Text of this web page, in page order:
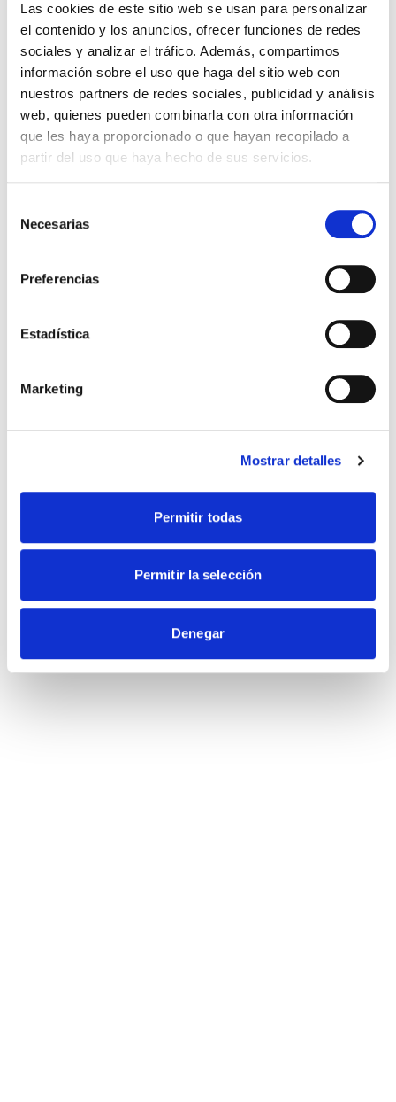
Las cookies de este sitio web se usan para personalizar
el contenido y los anuncios, ofrecer funciones de redes
sociales y analizar el tráfico. Además, compartimos
información sobre el uso que haga del sitio web con
nuestros partners de redes sociales, publicidad y análisis
web, quienes pueden combinarla con otra información
que les haya proporcionado o que hayan recopilado a
partir del uso que haya hecho de sus servicios.
Necesarias
Preferencias
Estadística
Marketing
Mostrar detalles
Permitir todas
Permitir la selección
Denegar
Ver mapa Ver direcciones
Leaflet|© OpenStreetMap
Conoce todos nuestros centros